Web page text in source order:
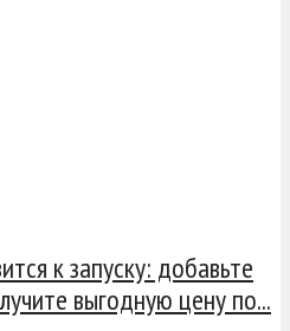
к запуску: добавьте
выгодную цену по...